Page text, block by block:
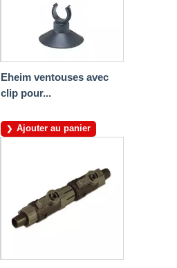
Eheim ventouses avec
clip pour...
Ajouter au panier